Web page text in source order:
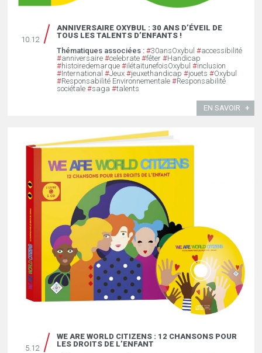
10.12
ANNIVERSAIRE OXYBUL : 30 ANS D’ÉVEIL DE
TOUS LES TALENTS D’ENFANTS !
Thématiques associées : #30ansOxybul #accessibilité
#anniversaire #celebrate #fêter #Handicap
#histoiredemarque #ilétaitunefoisOxybul #inclusion
#International #Jeux #jeuxethandicap #jouets #Oxybul
#Responsabilité Environnementale #Responsabilité
sociétale #saga #talents
EN SAVOIR
5.12
WE ARE WORLD CITIZENS : 12 CHANSONS POUR
LES DROITS DE L’ENFANT